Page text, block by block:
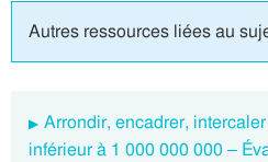
Autres ressources liées au
Arrondir, encadrer,
inférieur à 1 000 000 000 –